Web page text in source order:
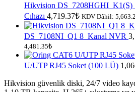
Hikvision
Cıhazı 4,719.37₺ KDV Dâhil:
DS_7108NI_Q1 8_Kanal NVR
4,481.35₺
U/UTP RJ45 Soket (100 LÜ)
Hikvision güvenlik diski, 24/7 video